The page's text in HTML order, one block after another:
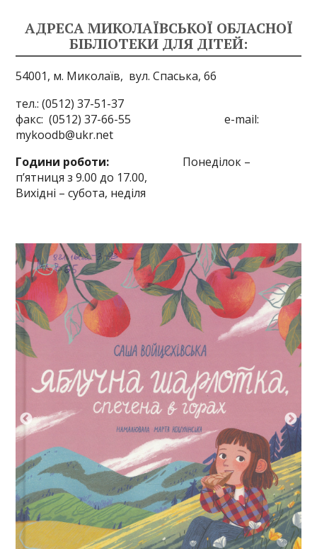
АДРЕСА МИКОЛАЇВСЬКОЇ ОБЛАСНОЇ
БІБЛІОТЕКИ ДЛЯ ДІТЕЙ:
54001, м. Миколаїв, вул. Спаська, 66
тел.: (0512) 37-51-37
факс: (0512) 37-66-55 e-mail:
mykoodb@ukr.net
Години роботи: Понеділок –
п’ятниця з 9.00 до 17.00,
Вихідні – субота, неділя